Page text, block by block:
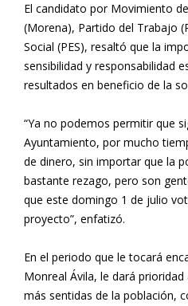
El candidato por Movimiento
(Morena), Partido del Trabajo
Social (PES), resaltó que la
sensibilidad y responsabilidad
resultados en beneficio de la
“Ya no podemos permitir que
Ayuntamiento, por mucho
de dinero, sin importar que la
bastante rezago, pero son
que este domingo 1 de julio
proyecto”, enfatizó.
En el periodo que le tocará
Monreal Ávila, le dará
más sentidas de la población,